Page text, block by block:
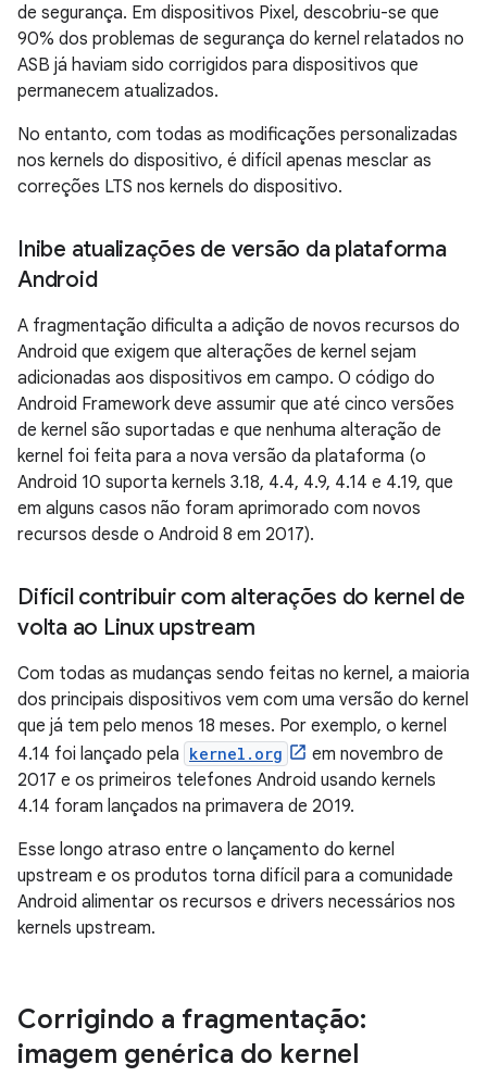
de segurança. Em dispositivos Pixel, descobriu-se que
90% dos problemas de segurança do kernel relatados no
ASB já haviam sido corrigidos para dispositivos que
permanecem atualizados.
No entanto, com todas as modificações personalizadas
nos kernels do dispositivo, é difícil apenas mesclar as
correções LTS nos kernels do dispositivo.
Inibe atualizações de versão da plataforma
Android
A fragmentação dificulta a adição de novos recursos do
Android que exigem que alterações de kernel sejam
adicionadas aos dispositivos em campo. O código do
Android Framework deve assumir que até cinco versões
de kernel são suportadas e que nenhuma alteração de
kernel foi feita para a nova versão da plataforma (o
Android 10 suporta kernels 3.18, 4.4, 4.9, 4.14 e 4.19, que
em alguns casos não foram aprimorado com novos
recursos desde o Android 8 em 2017).
Difícil contribuir com alterações do kernel de
volta ao Linux upstream
Com todas as mudanças sendo feitas no kernel, a maioria
dos principais dispositivos vem com uma versão do kernel
que já tem pelo menos 18 meses. Por exemplo, o kernel
4.14 foi lançado pela kernel.org
em novembro de
2017 e os primeiros telefones Android usando kernels
4.14 foram lançados na primavera de 2019.
Esse longo atraso entre o lançamento do kernel
upstream e os produtos torna difícil para a comunidade
Android alimentar os recursos e drivers necessários nos
kernels upstream.
Corrigindo a fragmentação:
imagem genérica do kernel